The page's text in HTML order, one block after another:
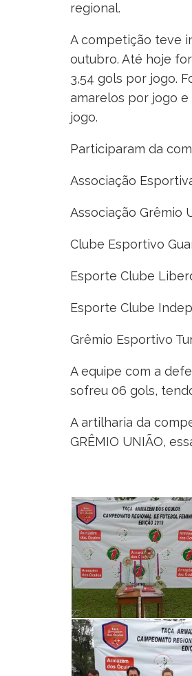
regional.
A competição teve
outubro. Até hoje
3,54 gols por jogo.
amarelos por jogo
jogo.
Participaram da
Associação
Associação Grêmio
Clube Esportivo
Esporte Clube
Esporte Clube
Grêmio Esportivo
A equipe com a
sofreu 06 gols,
A artilharia da
GRÊMIO UNIÃO,